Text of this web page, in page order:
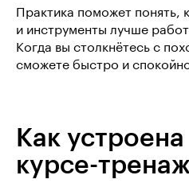
Практика поможет понять,
и инструменты лучше
Когда вы столкнётесь с
сможете быстро и
Как
курсе-